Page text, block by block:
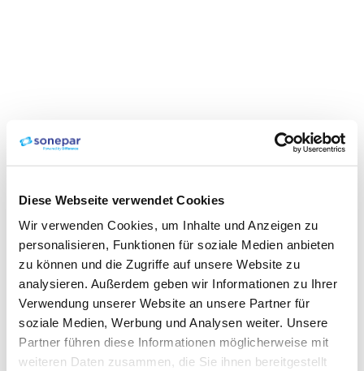
Diese Webseite verwendet Cookies
Wir verwenden Cookies, um Inhalte und Anzeigen zu
personalisieren, Funktionen für soziale Medien anbieten
zu können und die Zugriffe auf unsere Website zu
analysieren. Außerdem geben wir Informationen zu Ihrer
Verwendung unserer Website an unsere Partner für
soziale Medien, Werbung und Analysen weiter. Unsere
Partner führen diese Informationen möglicherweise mit
weiteren Daten zusammen, die Sie ihnen bereitgestellt